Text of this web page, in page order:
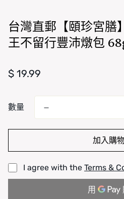
台灣直郵【頤珍宮膳
王不留行豐沛燉包
正常價格
$ 19.99
數量
加入購
I agree with the Terms &